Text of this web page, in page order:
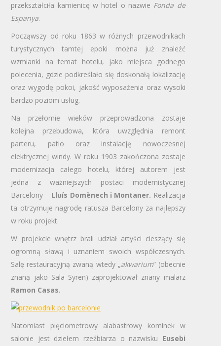
przekształciła kamienicę w hotel o nazwie Fonda de
Espanya.
Począwszy od roku 1863 w różnych przewodnikach
turystycznych tamtej epoki można już znaleźć
wzmianki na temat hotelu, jako miejsca godnego
polecenia, gdzie podkreślało się doskonałą lokalizację
oraz wygodę pokoi, jakość wyposażenia oraz wysoki
bardzo poziom usług.
Na przełomie wieków przeprowadzona zostaje
kolejna przebudowa, która uwzględnia remont
parteru, patio oraz instalację nowoczesnej
elektrycznej windy. W roku 1903 zakończona zostaje
modernizacja całego hotelu, której autorem jest
jedna z ważniejszych postaci modernistycznej
Barcelony – Lluís Domènech i Montaner. Realizacja
ta otrzymuje nagrodę ratusza Barcelony za najlepszy
w roku projekt.
W projekcie wnętrz brali udział artyści cieszący się
ogromną sławą i uznaniem swoich współczesnych.
Salę restauracyjną zwaną wtedy „akwarium” (obecnie
znaną jako Sala Syren) zaprojektował znany malarz
Ramon Casas.
Natomiast pięciometrowy alabastrowy kominek w
salonie jest dziełem rzeźbiarza o nazwisku Eusebi